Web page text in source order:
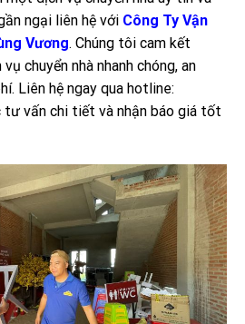
ngại liên hệ với Công Ty Vận
Vương. Chúng tôi cam kết
chuyển nhà nhanh chóng, an
Liên hệ ngay qua hotline:
vấn chi tiết và nhận báo giá tốt